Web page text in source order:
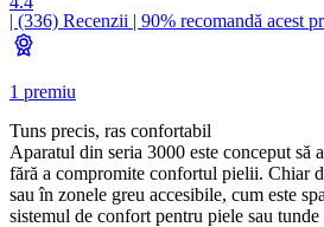
| (336) Recenzii | 90% recomandă acest
1 premiu
Tuns precis, ras confortabil
Aparatul din seria 3000 este conceput să
fără a compromite confortul pielii. Chiar
sau în zonele greu accesibile, cum este
sistemul de confort pentru piele sau